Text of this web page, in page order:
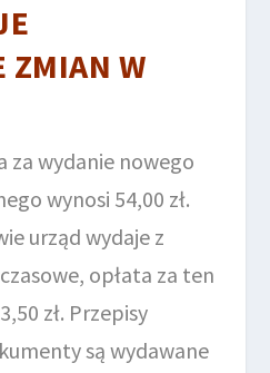
ZMIAN W
za wydanie nowego
wynosi 54,00 zł.
urząd wydaje z
opłata za ten
zł. Przepisy
są wydawane